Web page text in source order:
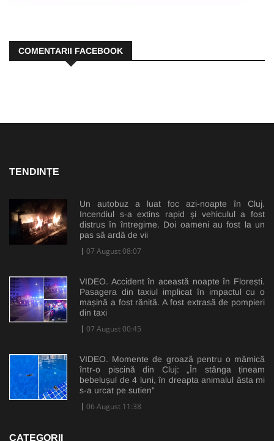
COMENTARII FACEBOOK
TENDINȚE
Un autobuz a luat foc azi-noapte în Cluj.
Incendiul s-a extins rapid și vehiculul a fost
distrus în întregime. Doi oameni au fost la un
pas să ardă de vii
07 August 08:07
VIDEO. Accident în această noapte în Florești.
Pasagera din taxiul implicat în impactul cu o
mașină a fost rănită. A fost extrasă de pompieri
din taxi
07 August 00:45
VIDEO. Momente de groază pentru o mămică
într-o piscină din Cluj: „În stânga țineam
bebelușul de 4 luni, în dreapta animalul ăsta mi
s-a urcat pe sutien”
06 August 11:38
CATEGORII